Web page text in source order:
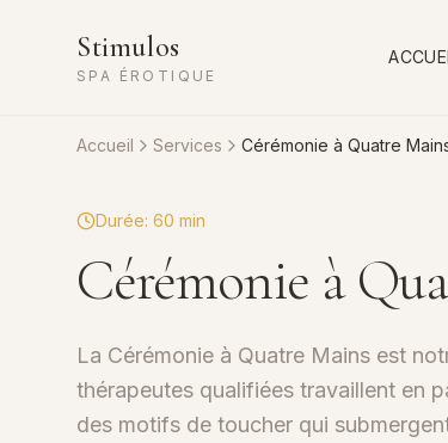
Stimulos
SPA ÉROTIQUE
Accueil Services Cérémonie à Quatre
Durée: 60 min
Cérémonie à
La Cérémonie à Quatre Mains est
thérapeutes qualifiées travaillent en
des motifs de toucher qui